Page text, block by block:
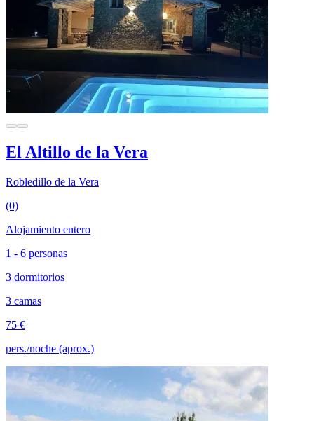
El Altillo de la Vera
Robledillo de la Vera
(0)
Alojamiento entero
1 - 6 personas
3 dormitorios
3 camas
75 €
pers./noche (aprox.)